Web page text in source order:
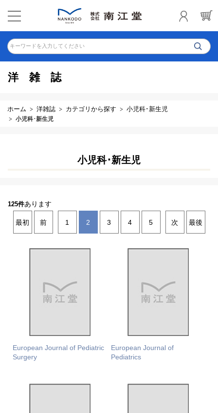
キーワードを入力してください
洋雑誌
ホーム 洋雑誌 カテゴリから探す 小児科･新生児
小児科･新生児
小児科･新生児
125件あります
最初 前 1 2 3 4 5 次 最後
European Journal of Pediatric
Surgery
European Journal of
Pediatrics